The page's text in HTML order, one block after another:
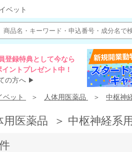
ベット
登録特典として今なら
ントプレゼント中！
の方へ ▶
ベット 人体用医薬品 中枢神
用医薬品 ＞ 中枢神経系